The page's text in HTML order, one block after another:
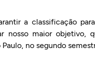
a classificação
nosso maior objetivo,
no segundo